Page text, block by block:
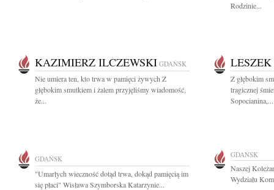
Rodzinie...
KAZIMIERZ ILCZEWSKI GDAŃSK
Nie umiera ten, kto trwa w pamięci żywych Z
głębokim smutkiem i żalem przyjęliśmy wiadomość,
że...
Z głębokim
tragicznej
Sopocianina,...
GDAŃSK
"Umarłych wieczność dotąd trwa, dokąd pamięcią im
się płaci" Wisława Szymborska Katarzynie...
GDAŃSK
Naszej
Wydziału